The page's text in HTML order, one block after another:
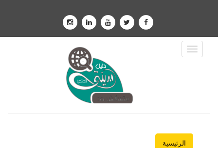
Toggle
Navigation
الرئيسية